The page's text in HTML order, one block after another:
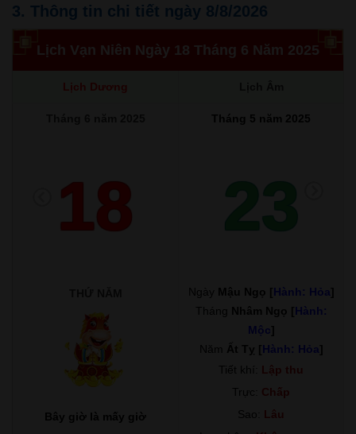
3. Thông tin chi tiết ngày 8/8/2026
Lịch Vạn Niên Ngày 18 Tháng 6 Năm 2025
Lịch Dương
Tháng 5 năm 2025
18 23
Bây giờ là mấy giờ
Ngày Mậu Ngọ [Hành: Hỏa]
Tháng Nhâm Ngọ [Hành:
Mộc]
Năm Ất Tỵ [Hành: Hỏa]
Tiết khí: Lập thu
Trực: Chấp
Sao: Lâu